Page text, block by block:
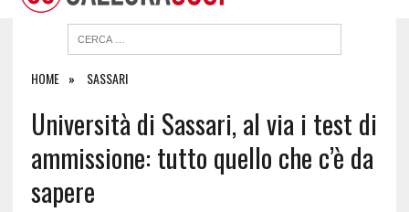
HOME SASSARI
Università di Sassari, al via i test di
ammissione: tutto quello che c’è da
sapere